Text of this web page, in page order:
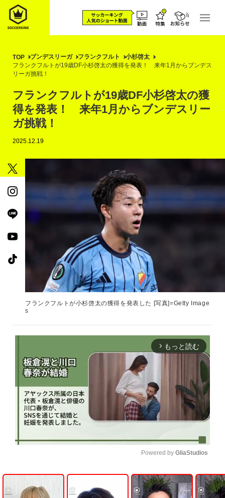
TOP ブンデスリーガ フランクフルト
小杉啓太
フランクフルトが19歳DF小杉啓太の獲得を発表！ 来年1月からブンデス
リーガ挑戦！
フランクフルトが19歳DF小杉啓太の獲
得を発表！ 来年1月からブンデスリー
ガ挑戦！
2025.12.19
フランクフルトが小杉啓太の獲得を発表した [写真]=Getty Image
s
arrow_forward_ios もっと読む
U
n
m
Powered by GliaStudios